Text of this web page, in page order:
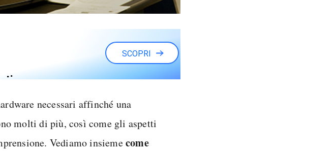
SCOPRI
necessari affinché una
molti di più, così come gli aspetti
Vediamo insiemecome